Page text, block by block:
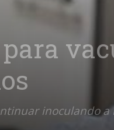
inoculando a